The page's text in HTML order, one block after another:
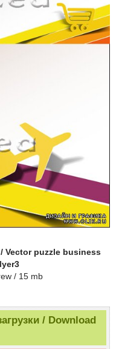
Vector puzzle business
/ 15 mb
/ Download